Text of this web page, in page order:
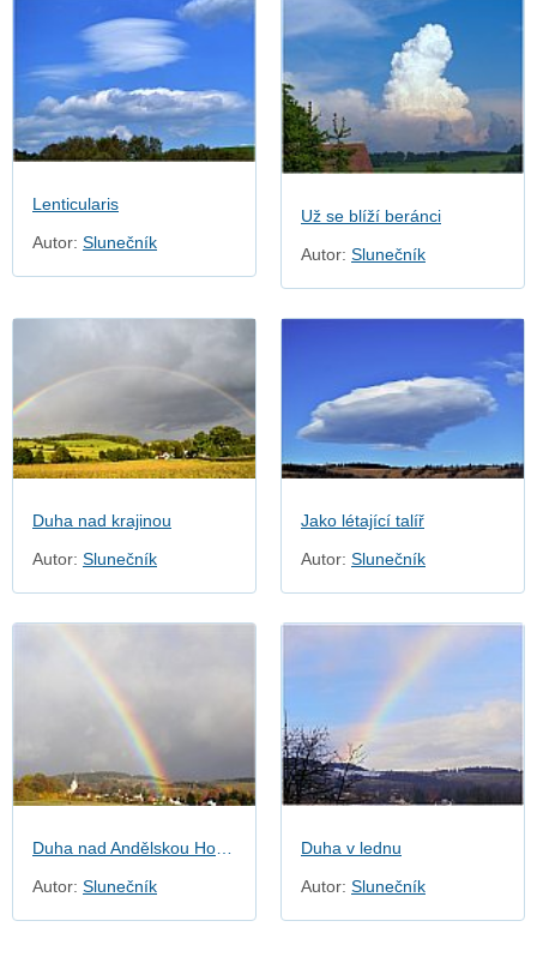
Lenticularis
Autor: Slunečník
Už se blíží beránci
Autor: Slunečník
Duha nad krajinou
Autor: Slunečník
Jako létající talíř
Autor: Slunečník
Autor: Slunečník
Duha v lednu
Autor: Slunečník